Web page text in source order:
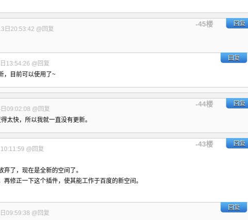
日20:53:42
-45楼
@回复
回复
13:54:26 @回复
回复
，目前可以使用了~
09:02:08
-44楼
@回复
回复
太快，所以我就一直没有更新。
-43楼
@回复
回复
了，现在是全新的空间了。
再修正一下这个插件，使其能工作于百度的新空间。
09:59:38 @回复
回复